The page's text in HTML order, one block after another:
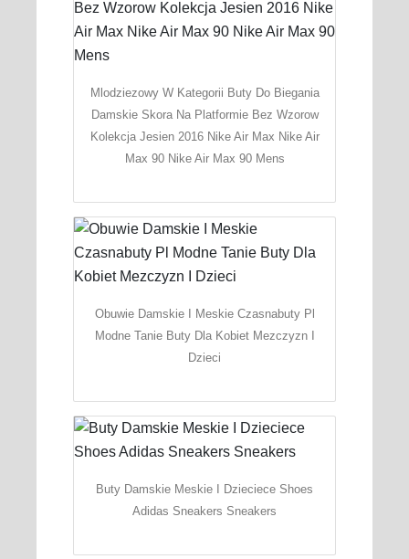
Mlodziezowy W Kategorii Buty Do Biegania
Damskie Skora Na Platformie Bez Wzorow
Kolekcja Jesien 2016 Nike Air Max Nike Air
Max 90 Nike Air Max 90 Mens
Obuwie Damskie I Meskie Czasnabuty Pl
Modne Tanie Buty Dla Kobiet Mezczyzn I
Dzieci
Buty Damskie Meskie I Dzieciece Shoes
Adidas Sneakers Sneakers